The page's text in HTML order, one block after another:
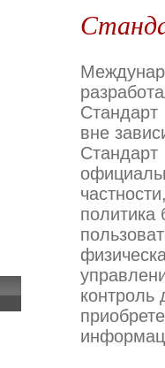
вне
политика
контроль